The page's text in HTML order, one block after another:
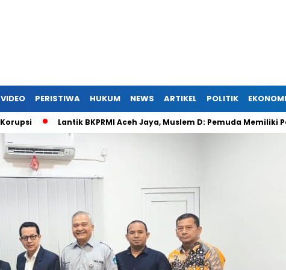
VIDEO PERISTIWA HUKUM NEWS ARTIKEL POLITIK EKONOMI
Lantik BKPRMI Aceh Jaya, Muslem D: Pemuda Memiliki Peran